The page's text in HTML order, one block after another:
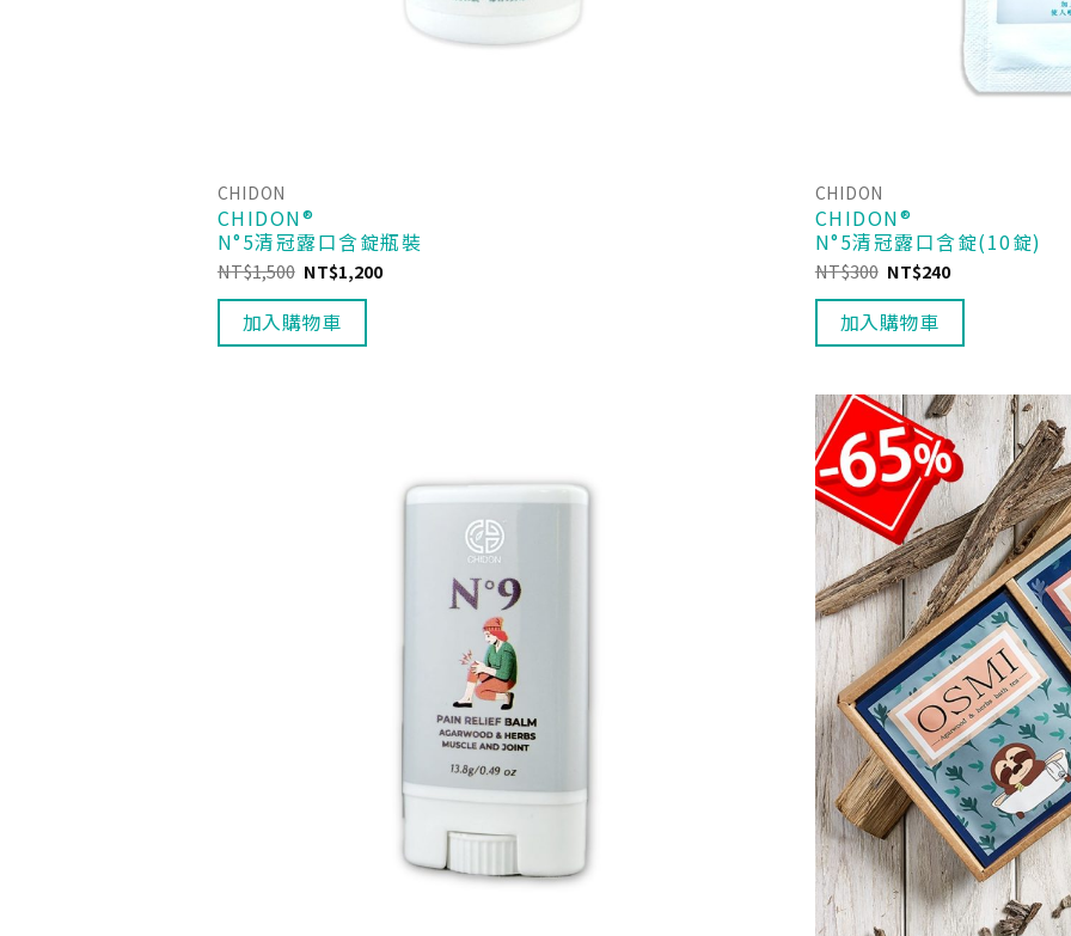
CHIDON
CHIDON®
N°5清冠露口含錠瓶裝
NT$1,500 NT$1,200
加入購物車
CHIDON
CHIDON®
N°5清冠露口含錠(10錠)
NT$300 NT$240
加入購物車